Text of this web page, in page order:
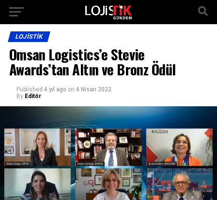
LOJISTIK
Omsan Logistics’e Stevie
Awards’tan Altın ve Bronz Ödül
Published 4 yıl ago on 4 Nisan 2022
By Editör